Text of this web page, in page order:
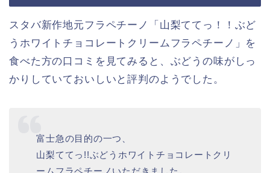
スタバ新作地元フラペチーノ「山梨ててっ！！ぶど
うホワイトチョコレートクリームフラペチーノ」を
食べた方の口コミを見てみると、ぶどうの味がしっ
かりしていておいしいと評判のようでした。
富士急の目的の一つ、
山梨ててっ!!ぶどうホワイトチョコレートクリ
ームフラペチーノいただきました。